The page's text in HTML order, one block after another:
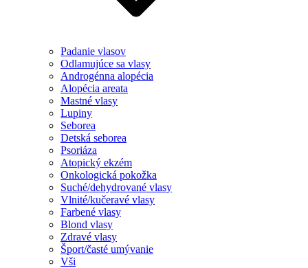
Padanie vlasov
Odlamujúce sa vlasy
Androgénna alopécia
Alopécia areata
Mastné vlasy
Lupiny
Seborea
Detská seborea
Psoriáza
Atopický ekzém
Onkologická pokožka
Suché/dehydrované vlasy
Vlnité/kučeravé vlasy
Farbené vlasy
Blond vlasy
Zdravé vlasy
Šport/časté umývanie
Vši